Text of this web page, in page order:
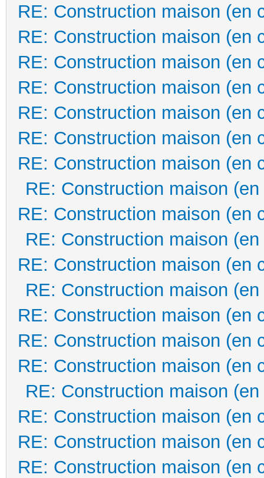
RE: Construction maison (en
RE: Construction maison (en
RE: Construction maison (en
RE: Construction maison (en
RE: Construction maison (en
RE: Construction maison (en
RE: Construction maison (en
RE: Construction maison
RE: Construction maison (en
RE: Construction maison
RE: Construction maison (en
RE: Construction maison
RE: Construction maison (en
RE: Construction maison (en
RE: Construction maison (en
RE: Construction maison
RE: Construction maison (en
RE: Construction maison (en
RE: Construction maison (en